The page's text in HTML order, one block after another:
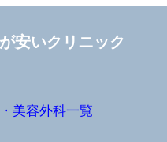
安いクリニック
美容外科一覧